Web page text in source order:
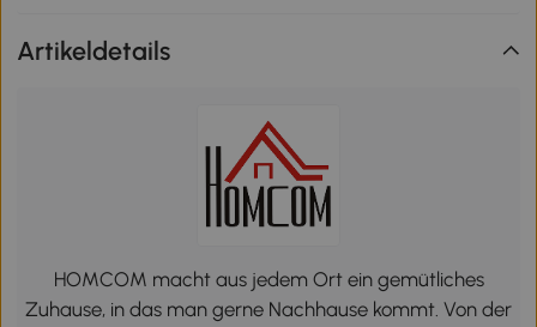
Artikeldetails
HOMCOM macht aus jedem Ort ein gemütliches
Zuhause, in das man gerne Nachhause kommt. Von der